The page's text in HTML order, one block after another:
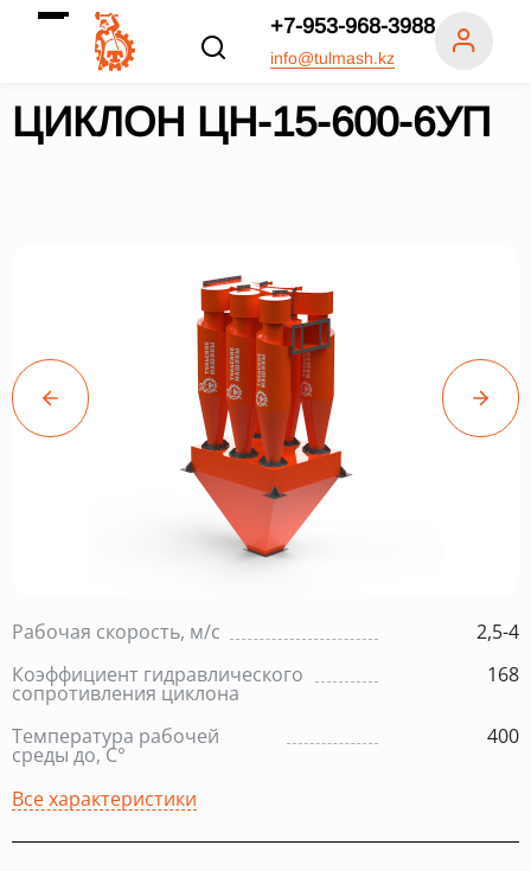
+7-953-968-3988
info@tulmash.kz
ЦИКЛОН ЦН-15-600-6УП
Рабочая скорость, м/с
2,5-4
Коэффициент гидравлического
сопротивления циклона
168
Температура рабочей
среды до, С°
400
Все характеристики